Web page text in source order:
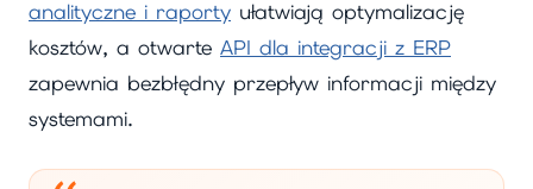
analityczne i raporty ułatwiają optymalizację
kosztów, a otwarte API dla integracji z ERP
zapewnia bezbłędny przepływ informacji między
systemami.